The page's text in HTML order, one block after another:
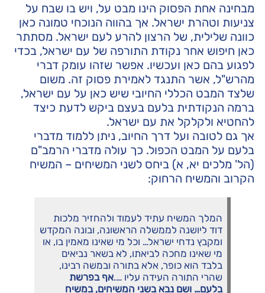
מבחינה אחת הפסוק הינו מבט על, ויש בו שבח על
צניעות וטהרת ישראל. אך בהווה הנוכחי טמונה כאן
כוונה שלילית, של הרצון להרע לעם ישראל. מסתתר
כאן חיפוש אחר נקודת התורפה של עם ישראל, בכדי
לפגוע בהם כאן ועכשיו. אפשר שזהו עומק דברי
מהרש"ל, אשר התנגד לאמירת פסוק זה. משום
שלצד המבט הכללי החיובי שיש כאן על עם ישראל,
ברמה הנקודתית בלעם בעצם ביקש לדעת כיצד
להחטיא ולקלקל את עם ישראל.
אך גם לטובה ועל דרך החיוב, ניתן ללמוד מדברי
בלעם על המבט הכפול. כך עולה מדברי הרמב"ם
(הל' מלכים יא, א) ביחס לשני המשיחים – המשיח
הקרוב והמשיח הרחוק:
המלך המשיח עתיד לעמוד ולהחזיר מלכות
דוד ליושנה לממשלה הראשונה, ובונה המקדש
ומקבץ נדחי ישראל… וכל מי שאינו מאמין בו, או
מי שאינו מחכה לביאתו, לא בשאר נביאים
בלבד הוא כופר, אלא בתורה ובמשה רבינו,
שהרי התורה העידה עליו ….אף בפרשת
בלעם… ושם נבא בשני המשיחים, במשיח